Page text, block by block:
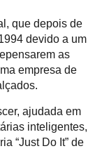
que depois de
devido a um
as
empresa de
ajudada em
inteligentes,
“Just Do It” de